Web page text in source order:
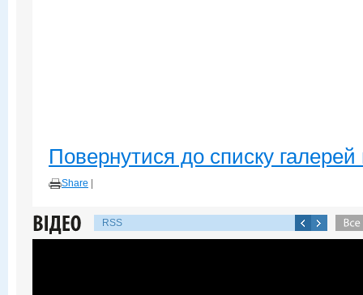
Повернутися до списку галерей
Share
RSS